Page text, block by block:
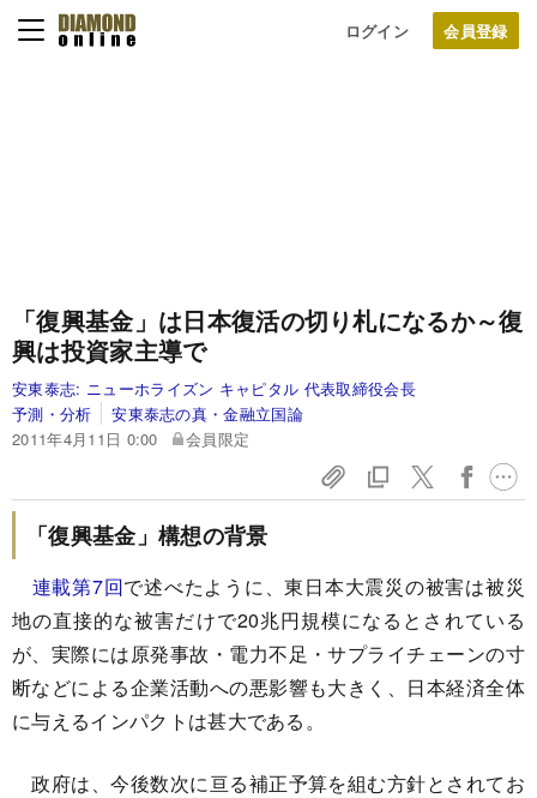
ログイン
「復興基金」は日本復活の切り札になるか～復
興は投資家主導で
安東泰志: ニューホライズン キャピタル 代表取締役会長
予測・分析
安東泰志の真・金融立国論
2011年4月11日 0:00
会員限定
「復興基金」構想の背景
連載第7回で述べたように、東日本大震災の被害は被災
地の直接的な被害だけで20兆円規模になるとされている
が、実際には原発事故・電力不足・サプライチェーンの寸
断などによる企業活動への悪影響も大きく、日本経済全体
に与えるインパクトは甚大である。
政府は、今後数次に亘る補正予算を組む方針とされてお